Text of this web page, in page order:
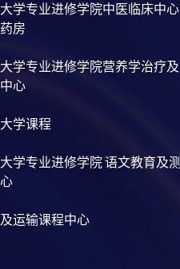
学专业进修学院中医临床中心
房
学专业进修学院营养学治疗及
心
学课程
学专业进修学院 语文教育及测
运输课程中心